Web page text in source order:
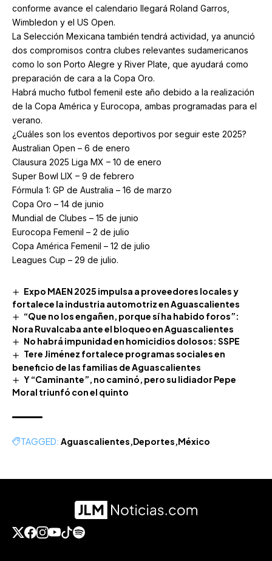
conforme avance el calendario llegará Roland Garros,
Wimbledon y el US Open.
La Selección Mexicana también tendrá actividad, ya anunció
dos compromisos contra clubes relevantes sudamericanos
como lo son Porto Alegre y River Plate, que ayudará como
preparación de cara a la Copa Oro.
Habrá mucho futbol femenil este año debido a la realización
de la Copa América y Eurocopa, ambas programadas para el
verano.
¿Cuáles son los eventos deportivos por seguir este 2025?
Australian Open – 6 de enero
Clausura 2025 Liga MX – 10 de enero
Super Bowl LIX – 9 de febrero
Fórmula 1: GP de Australia – 16 de marzo
Copa Oro – 14 de junio
Mundial de Clubes – 15 de junio
Eurocopa Femenil – 2 de julio
Copa América Femenil – 12 de julio
Leagues Cup – 29 de julio.
Expo MAEN 2025 impulsa a proveedores locales y
fortalece la industria automotriz en Aguascalientes
“Que no los engañen, porque sí ha habido foros”:
Nora Ruvalcaba ante el bloqueo en Aguascalientes
No habrá impunidad en homicidios dolosos: SSPE
Tere Jiménez fortalece programas sociales en
beneficio de las familias de Aguascalientes
Y “Caminante”, no caminó, pero su lidiador Pepe
Moral triunfó con el quinto
TAGGED: Aguascalientes Deportes México